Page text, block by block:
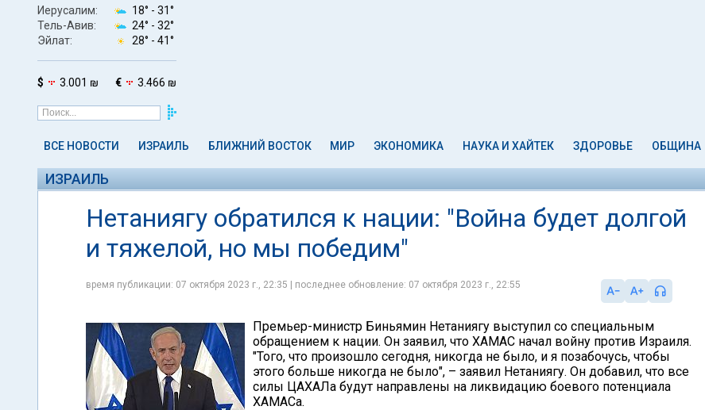
Иерусалим: 18° - 31°
Тель-Авив:
24° - 32°
Эйлат:
28° - 41°
$ 3.001 ₪ € 3.466 ₪
ВСЕ НОВОСТИ ИЗРАИЛЬ БЛИЖНИЙ ВОСТОК МИР ЭКОНОМИКА НАУКА И ХАЙТЕК ЗДОРОВЬЕ ОБЩИНА
ИЗРАИЛЬ
Нетаниягу обратился к нации: "Война будет долгой
и тяжелой, но мы победим"
время публикации: 07 октября 2023 г., 22:35 | последнее обновление: 07 октября 2023 г., 22:55
Премьер-министр Биньямин Нетаниягу выступил со специальным
обращением к нации. Он заявил, что ХАМАС начал войну против Израиля.
"Того, что произошло сегодня, никогда не было, и я позабочусь, чтобы
этого больше никогда не было", – заявил Нетаниягу. Он добавил, что все
силы ЦАХАЛа будут направлены на ликвидацию боевого потенциала
ХАМАСа.